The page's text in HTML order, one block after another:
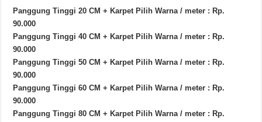
Panggung Tinggi 20 CM + Karpet Pilih Warna / meter : Rp.
90.000
Panggung Tinggi 40 CM + Karpet Pilih Warna / meter : Rp.
90.000
Panggung Tinggi 50 CM + Karpet Pilih Warna / meter : Rp.
90.000
Panggung Tinggi 60 CM + Karpet Pilih Warna / meter : Rp.
90.000
Panggung Tinggi 80 CM + Karpet Pilih Warna / meter : Rp.